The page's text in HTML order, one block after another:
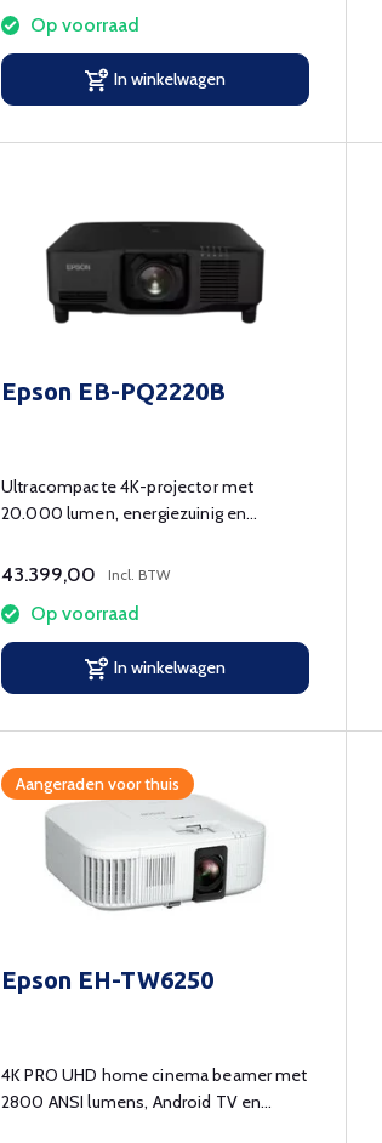
Op voorraad
In winkelwagen
Epson EB-PQ2220B
Ultracompacte 4K-projector met
20.000 lumen, energiezuinig en
43.399,00 Incl. BTW
Op voorraad
In winkelwagen
Aangeraden voor thuis
Epson EH-TW6250
4K PRO UHD home cinema beamer met
2800 ANSI lumens, Android TV en